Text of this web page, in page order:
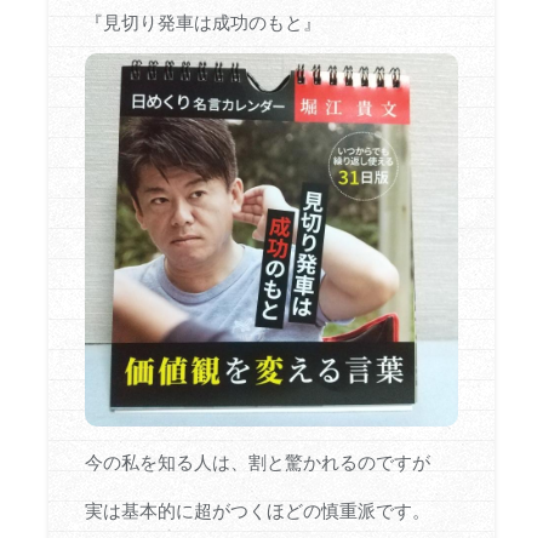
『見切り発車は成功のもと』
今の私を知る人は、割と驚かれるのですが
実は基本的に超がつくほどの慎重派です。